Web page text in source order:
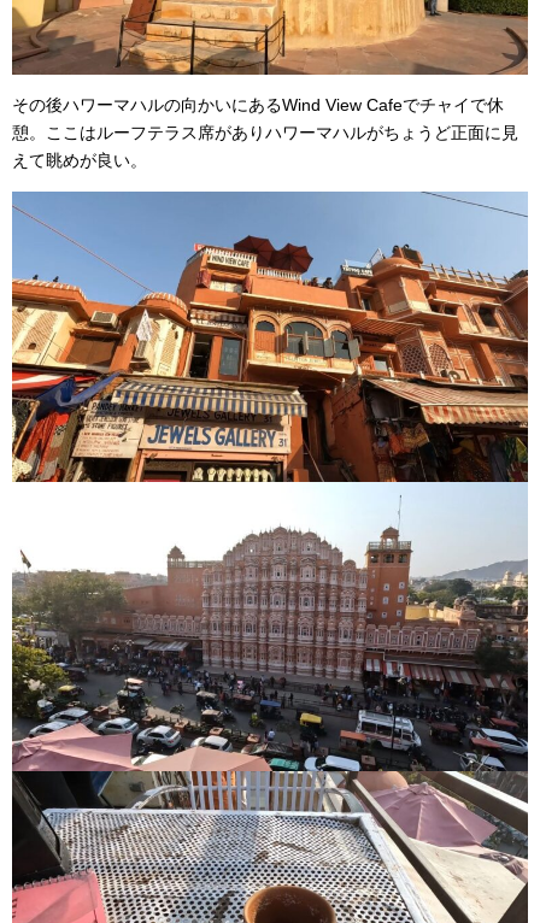
その後ハワーマハルの向かいにあるWind View Cafeでチャイで休
憩。ここはルーフテラス席がありハワーマハルがちょうど正面に見
えて眺めが良い。